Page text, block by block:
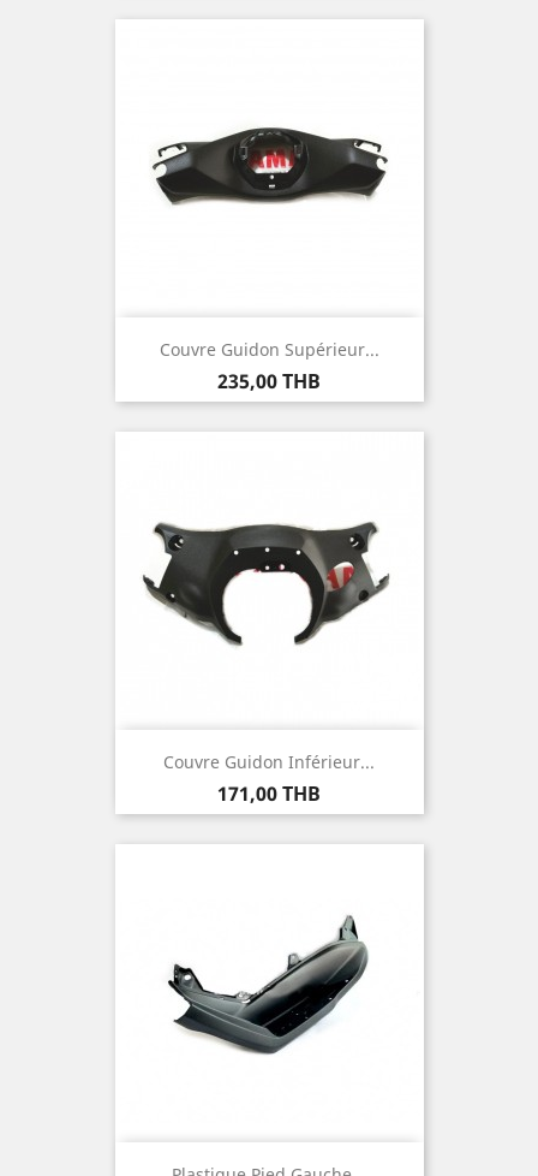
Couvre Guidon Supérieur...
Prix
235,00 THB
Couvre Guidon Inférieur...
Prix
171,00 THB